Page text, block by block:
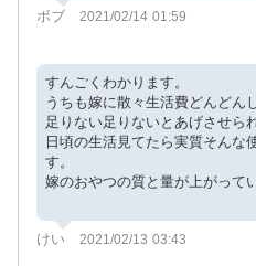
ボブ 2021/02/14 01:59
すんごくわかります。
うちも嫁に散々生活費どんどん
足りない足りないとあげさせら
日頃の生活見てたら実質そんな
す。
嫁のおやつの質と量が上がって
けい 2021/02/13 03:43